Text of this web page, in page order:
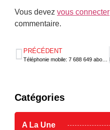
Vous devez vous connecter
commentaire.
PRÉCÉDENT
Catégories
A La Une